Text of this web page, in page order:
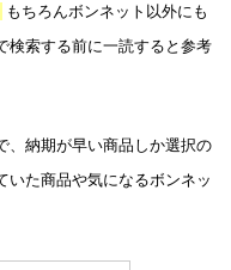
もちろんボンネット以外にも
検索する前に一読すると参考
、納期が早い商品しか選択の
いた商品や気になるボンネッ